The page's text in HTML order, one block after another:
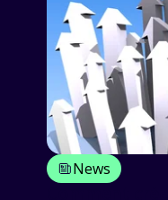
News